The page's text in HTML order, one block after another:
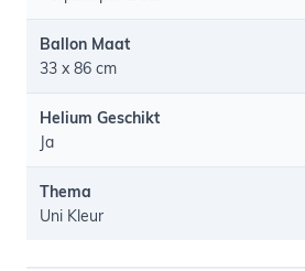
Ballon Maat
33 x 86 cm
Helium Geschikt
Ja
Thema
Uni Kleur